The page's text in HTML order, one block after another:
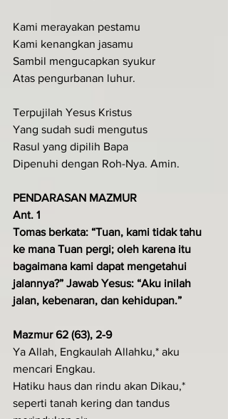
Kami merayakan pestamu
Kami kenangkan jasamu
Sambil mengucapkan syukur
Atas pengurbanan luhur.
Terpujilah Yesus Kristus
Yang sudah sudi mengutus
Rasul yang dipilih Bapa
Dipenuhi dengan Roh-Nya. Amin.
PENDARASAN MAZMUR
Ant. 1
Tomas berkata: “Tuan, kami tidak tahu
ke mana Tuan pergi; oleh karena itu
bagaimana kami dapat mengetahui
jalannya?” Jawab Yesus: “Aku inilah
jalan, kebenaran, dan kehidupan.”
Mazmur 62 (63), 2-9
Ya Allah, Engkaulah Allahku,* aku
mencari Engkau.
Hatiku haus dan rindu akan Dikau,*
seperti tanah kering dan tandus